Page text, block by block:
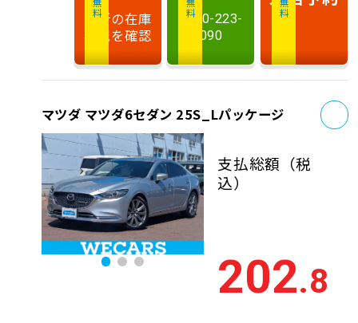
最新の在庫
状況を確認
0120-223-
090
マツダ マツダ6セダン 25S_Lパッケージ
支払総額 （税
込）
202.8